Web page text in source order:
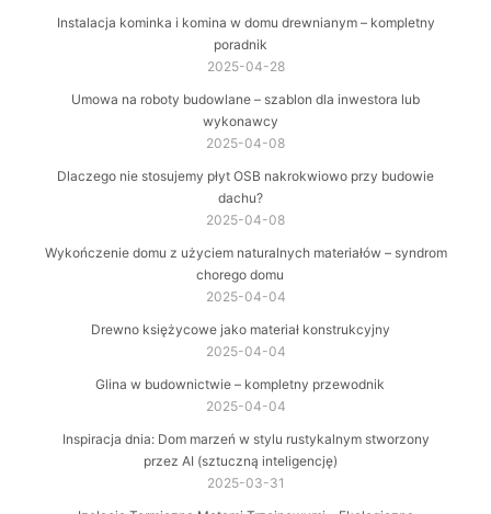
Instalacja kominka i komina w domu drewnianym – kompletny
poradnik
2025-04-28
Umowa na roboty budowlane – szablon dla inwestora lub
wykonawcy
2025-04-08
Dlaczego nie stosujemy płyt OSB nakrokwiowo przy budowie
dachu?
2025-04-08
Wykończenie domu z użyciem naturalnych materiałów – syndrom
chorego domu
2025-04-04
Drewno księżycowe jako materiał konstrukcyjny
2025-04-04
Glina w budownictwie – kompletny przewodnik
2025-04-04
Inspiracja dnia: Dom marzeń w stylu rustykalnym stworzony
przez AI (sztuczną inteligencję)
2025-03-31